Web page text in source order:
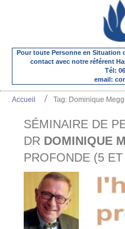
Pour toute Personne en Situation
contact avec notre référent
Tél:
email:
Accueil Tag: Dominique
SÉMINAIRE DE
DR DOMINIQUE
PROFONDE (5